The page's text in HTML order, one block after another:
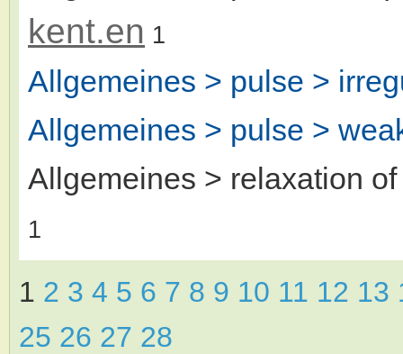
kent.en 1
Allgemeines > pulse >
Allgemeines > pulse >
Allgemeines > relaxation
1
1 2 3 4 5 6 7 8 9 10 11 12 13
25 26 27 28